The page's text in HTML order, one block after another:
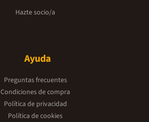
Hazte socio/a
Ayuda
Preguntas frecuentes
Condiciones de compra
Política de privacidad
Política de cookies